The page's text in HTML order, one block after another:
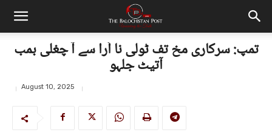
تمپ: سرکاری مخ تف ٹولی نا اُرا سے آ چغلی بمب
آتیٹ جلہو
August 10, 2025